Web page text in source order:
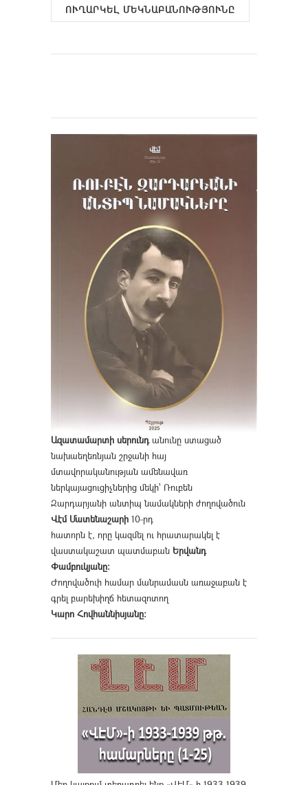
Ազատամարտի սերունդանունը ստացած
նախաեղեռնյան շրջանի հայ
մտավորականության ամենավառ
ներկայացուցիչներից մեկի՝ Ռուբեն
Զարդարյանի անտիպ նամակների ժողովածուն
Վէմ Մատենաշարի 10-րդ
հատորն է, որը կազմել ու հրատարակել է
վաստակաշատ պատմաբան Երվանդ
Փամբուկյանը։
Ժողովածուի համար մանրամասն առաջաբան է
գրել բարեխիղճ հետազոտող
Կարո Հովհաննիսյանը։